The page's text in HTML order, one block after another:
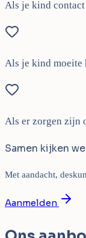
Als je kind
Als je kind moeite
Als er zorgen zijn
Samen kijken
Met aandacht,
Aanmelden